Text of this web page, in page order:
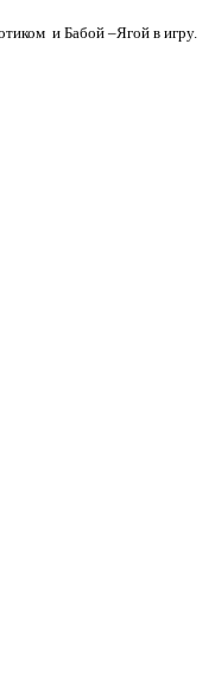
и Бабой –Ягой в игру.